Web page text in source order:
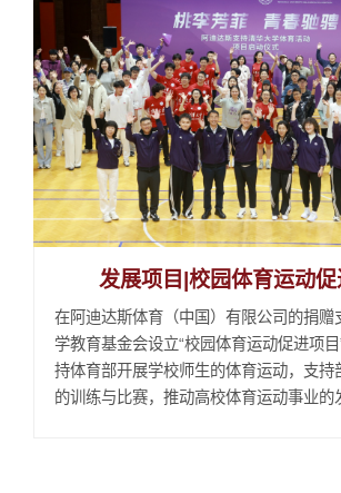
发展项目|校园体育运动促
在阿迪达斯体育（中国）有限公司的捐赠
学教育基金会设立“校园体育运动促进项
持体育部开展学校师生的体育运动，支持
的训练与比赛，推动高校体育运动事业的